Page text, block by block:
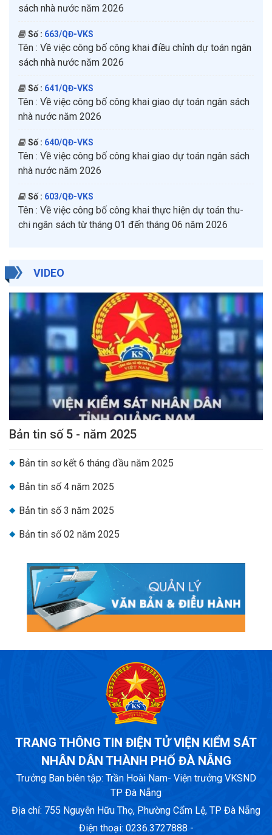
sách nhà nước năm 2026
Số : 663/QĐ-VKS
Tên : Về việc công bố công khai điều chỉnh dự toán ngân
sách nhà nước năm 2026
Số : 641/QĐ-VKS
Tên : Về việc công bố công khai giao dự toán ngân sách
nhà nước năm 2026
Số : 640/QĐ-VKS
Tên : Về việc công bố công khai giao dự toán ngân sách
nhà nước năm 2026
Số : 603/QĐ-VKS
Tên : Về việc công bố công khai thực hiện dự toán thu-
chi ngân sách từ tháng 01 đến tháng 06 năm 2026
VIDEO
Bản tin số 5 - năm 2025
Bản tin sơ kết 6 tháng đầu năm 2025
Bản tin số 4 năm 2025
Bản tin số 3 năm 2025
Bản tin số 02 năm 2025
TRANG THÔNG TIN ĐIỆN TỬ VIỆN KIỂM SÁT
NHÂN DÂN THÀNH PHỐ ĐÀ NẴNG
Trưởng Ban biên tập: Trần Hoài Nam- Viện trưởng VKSND
TP Đà Nẵng
Địa chỉ: 755 Nguyễn Hữu Thọ, Phường Cẩm Lệ, TP Đà Nẵng
Điện thoại: 0236.3727888 -